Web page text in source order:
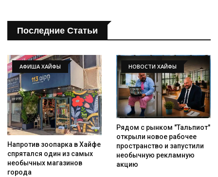
Последние Статьи
АФИША ХАЙФЫ
Напротив зоопарка в Хайфе
спрятался один из самых
необычных магазинов
города
НОВОСТИ ХАЙФЫ
Рядом с рынком "Тальпиот"
открыли новое рабочее
пространство и запустили
необычную рекламную
акцию